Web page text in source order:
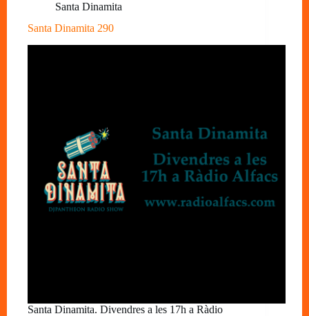
Santa Dinamita
Santa Dinamita 290
Santa Dinamita. Divendres a les 17h a Ràdio